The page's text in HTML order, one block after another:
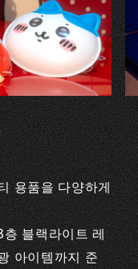
용품을 다양하게
블랙라이트 레
아이템까지 준